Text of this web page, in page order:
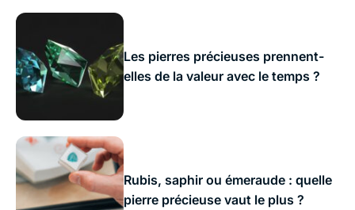
Les pierres précieuses prennent-
elles de la valeur avec le temps ?
Rubis, saphir ou émeraude : quelle
pierre précieuse vaut le plus ?